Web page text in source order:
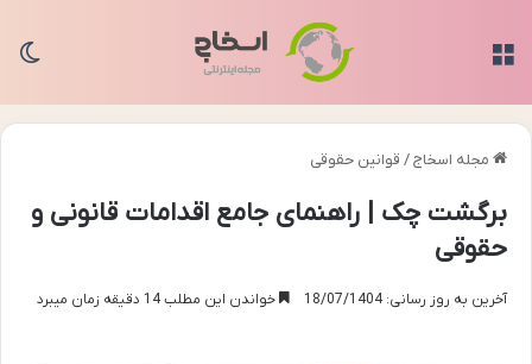
مجله اسخاج/ قوانین حقوقی
برگشت چک | راهنمای جامع اقدامات قانونی و
حقوقی
آخرین به روز رسانی: 18/07/1404 خواندن این مطلب 14 دقیقه زمان میبرد